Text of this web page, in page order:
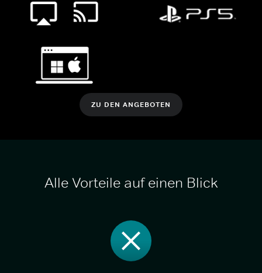
ZU DEN ANGEBOTEN
Alle Vorteile auf einen Blick